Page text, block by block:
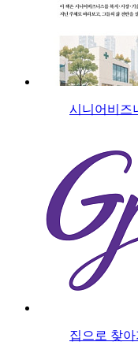
시니어비즈
집으로 찾